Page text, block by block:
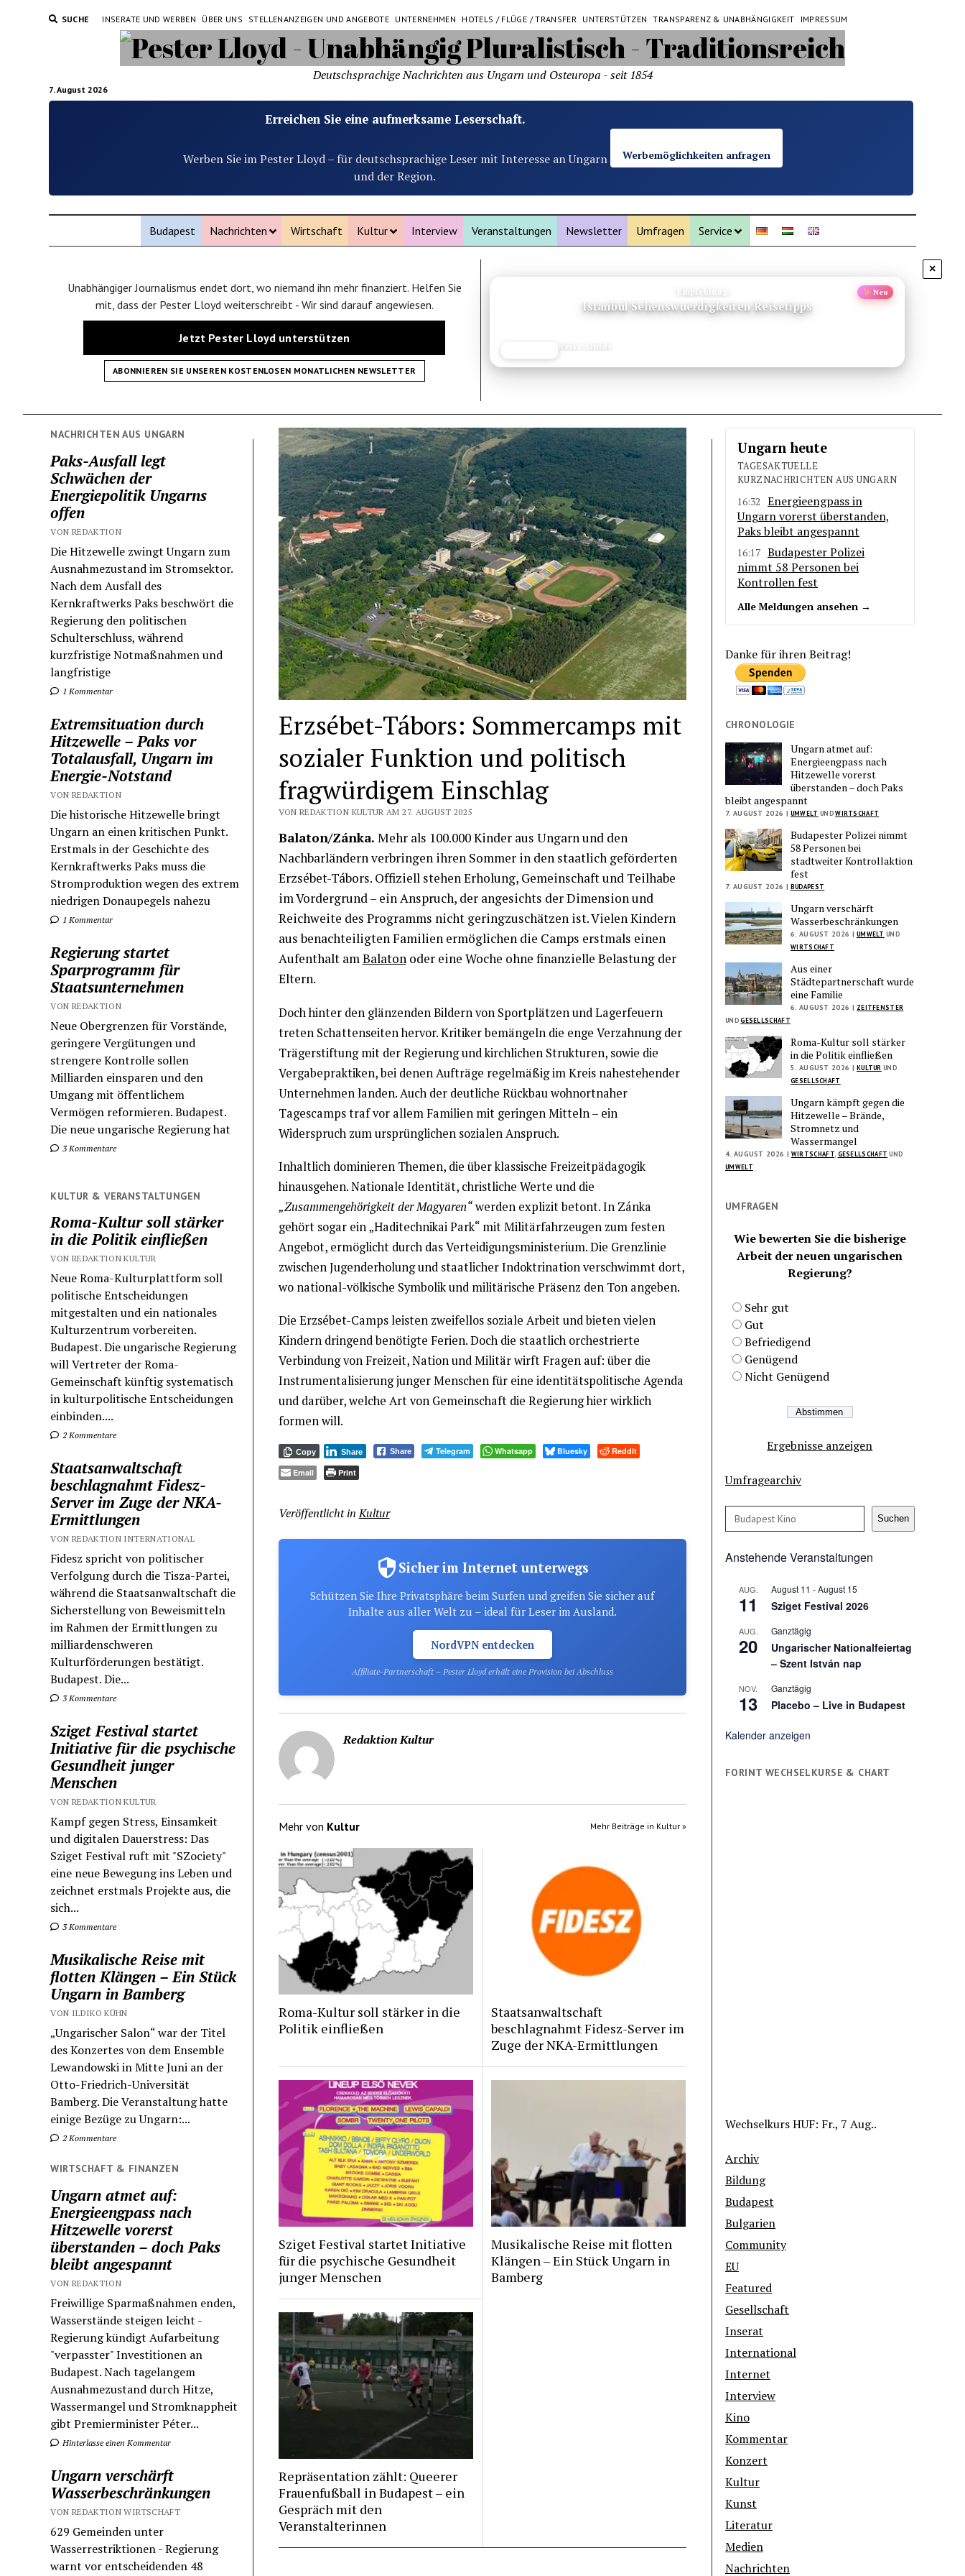
SUCHE INSERATE UND WERBEN ÜBER UNS STELLENANZEIGEN UND ANGEBOTE UNTERNEHMEN HOTELS / FLÜGE / TRANSFER UNTERSTÜTZEN TRANSPARENZ & UNABHÄNGIGKEIT IMPRESSUM
7. August 2026
Deutschsprachige Nachrichten aus Ungarn und Osteuropa - seit 1854
Erreichen Sie eine aufmerksame Leserschaft.
Werben Sie im Pester Lloyd – für deutschsprachige Leser mit Interesse an Ungarn
und der Region.
Werbemöglichkeiten anfragen
Budapest Nachrichten Wirtschaft Kultur Interview Veranstaltungen Newsletter Umfragen Service
×
Unabhängiger Journalismus endet dort, wo niemand ihn mehr finanziert. Helfen Sie
mit, dass der Pester Lloyd weiterschreibt - Wir sind darauf angewiesen.
Jetzt Pester Lloyd unterstützen
ABONNIEREN SIE UNSEREN KOSTENLOSEN MONATLICHEN NEWSLETTER
Neu
Sewansee Armenien Tipps
Reisetipp
NACHRICHTEN AUS UNGARN
Paks-Ausfall legt
Schwächen der
Energiepolitik Ungarns
offen
VON REDAKTION
Die Hitzewelle zwingt Ungarn zum
Ausnahmezustand im Stromsektor.
Nach dem Ausfall des
Kernkraftwerks Paks beschwört die
Regierung den politischen
Schulterschluss, während
kurzfristige Notmaßnahmen und
langfristige
1 Kommentar
Extremsituation durch
Hitzewelle – Paks vor
Totalausfall, Ungarn im
Energie-Notstand
VON REDAKTION
Die historische Hitzewelle bringt
Ungarn an einen kritischen Punkt.
Erstmals in der Geschichte des
Kernkraftwerks Paks muss die
Stromproduktion wegen des extrem
niedrigen Donaupegels nahezu
1 Kommentar
Regierung startet
Sparprogramm für
Staatsunternehmen
VON REDAKTION
Neue Obergrenzen für Vorstände,
geringere Vergütungen und
strengere Kontrolle sollen
Milliarden einsparen und den
Umgang mit öffentlichem
Vermögen reformieren. Budapest.
Die neue ungarische Regierung hat
3 Kommentare
KULTUR & VERANSTALTUNGEN
Roma-Kultur soll stärker
in die Politik einfließen
VON REDAKTION KULTUR
Neue Roma-Kulturplattform soll
politische Entscheidungen
mitgestalten und ein nationales
Kulturzentrum vorbereiten.
Budapest. Die ungarische Regierung
will Vertreter der Roma-
Gemeinschaft künftig systematisch
in kulturpolitische Entscheidungen
einbinden....
2 Kommentare
Staatsanwaltschaft
beschlagnahmt Fidesz-
Server im Zuge der NKA-
Ermittlungen
VON REDAKTION INTERNATIONAL
Fidesz spricht von politischer
Verfolgung durch die Tisza-Partei,
während die Staatsanwaltschaft die
Sicherstellung von Beweismitteln
im Rahmen der Ermittlungen zu
milliardenschweren
Kulturförderungen bestätigt.
Budapest. Die...
3 Kommentare
Sziget Festival startet
Initiative für die psychische
Gesundheit junger
Menschen
VON REDAKTION KULTUR
Kampf gegen Stress, Einsamkeit
und digitalen Dauerstress: Das
Sziget Festival ruft mit "SZociety"
eine neue Bewegung ins Leben und
zeichnet erstmals Projekte aus, die
sich...
3 Kommentare
Musikalische Reise mit
flotten Klängen – Ein Stück
Ungarn in Bamberg
VON ILDIKO KÜHN
„Ungarischer Salon“ war der Titel
des Konzertes von dem Ensemble
Lewandowski in Mitte Juni an der
Otto-Friedrich-Universität
Bamberg. Die Veranstaltung hatte
einige Bezüge zu Ungarn:...
2 Kommentare
WIRTSCHAFT & FINANZEN
Ungarn atmet auf:
Energieengpass nach
Hitzewelle vorerst
überstanden – doch Paks
bleibt angespannt
VON REDAKTION
Freiwillige Sparmaßnahmen enden,
Wasserstände steigen leicht -
Regierung kündigt Aufarbeitung
"verpasster" Investitionen an
Budapest. Nach tagelangem
Ausnahmezustand durch Hitze,
Wassermangel und Stromknappheit
gibt Premierminister Péter...
Hinterlasse einen Kommentar
Ungarn verschärft
Wasserbeschränkungen
VON REDAKTION WIRTSCHAFT
629 Gemeinden unter
Wasserrestriktionen - Regierung
warnt vor entscheidenden 48
Erzsébet-Tábors: Sommercamps mit
sozialer Funktion und politisch
fragwürdigem Einschlag
VON REDAKTION KULTUR AM 27. AUGUST 2025
Balaton/Zánka. Mehr als 100.000 Kinder aus Ungarn und den
Nachbarländern verbringen ihren Sommer in den staatlich geförderten
Erzsébet-Tábors. Offiziell stehen Erholung, Gemeinschaft und Teilhabe
im Vordergrund – ein Anspruch, der angesichts der Dimension und
Reichweite des Programms nicht geringzuschätzen ist. Vielen Kindern
aus benachteiligten Familien ermöglichen die Camps erstmals einen
Aufenthalt am Balaton oder eine Woche ohne finanzielle Belastung der
Eltern.
Doch hinter den glänzenden Bildern von Sportplätzen und Lagerfeuern
treten Schattenseiten hervor. Kritiker bemängeln die enge Verzahnung der
Trägerstiftung mit der Regierung und kirchlichen Strukturen, sowie die
Vergabepraktiken, bei denen Aufträge regelmäßig im Kreis nahestehender
Unternehmen landen. Auch der deutliche Rückbau wohnortnaher
Tagescamps traf vor allem Familien mit geringen Mitteln – ein
Widerspruch zum ursprünglichen sozialen Anspruch.
Inhaltlich dominieren Themen, die über klassische Freizeitpädagogik
hinausgehen. Nationale Identität, christliche Werte und die
„Zusammengehörigkeit der Magyaren“werden explizit betont. In Zánka
gehört sogar ein „Haditechnikai Park“ mit Militärfahrzeugen zum festen
Angebot, ermöglicht durch das Verteidigungsministerium. Die Grenzlinie
zwischen Jugenderholung und staatlicher Indoktrination verschwimmt dort,
wo national-völkische Symbolik und militärische Präsenz den Ton angeben.
Die Erzsébet-Camps leisten zweifellos soziale Arbeit und bieten vielen
Kindern dringend benötigte Ferien. Doch die staatlich orchestrierte
Verbindung von Freizeit, Nation und Militär wirft Fragen auf: über die
Instrumentalisierung junger Menschen für eine identitätspolitische Agenda
und darüber, welche Art von Gemeinschaft die Regierung hier wirklich
formen will.
Copy Share Telegram Whatsapp Bluesky
Share
Reddit
Email
Print
Veröffentlicht in Kultur
Sicher im Internet unterwegs
Schützen Sie Ihre Privatsphäre beim Surfen und greifen Sie sicher auf
Inhalte aus aller Welt zu – ideal für Leser im Ausland.
NordVPN entdecken
Affiliate-Partnerschaft – Pester Lloyd erhält eine Provision bei Abschluss
Redaktion Kultur
Mehr von Kultur Mehr Beiträge in Kultur »
Roma-Kultur soll stärker in die
Politik einfließen
Staatsanwaltschaft
beschlagnahmt Fidesz-Server im
Zuge der NKA-Ermittlungen
Sziget Festival startet Initiative
für die psychische Gesundheit
junger Menschen
Musikalische Reise mit flotten
Klängen – Ein Stück Ungarn in
Bamberg
Repräsentation zählt: Queerer
Frauenfußball in Budapest – ein
Gespräch mit den
Veranstalterinnen
Ungarn heute
TAGESAKTUELLE
KURZNACHRICHTEN AUS UNGARN
16:32
Energieengpass in
Ungarn vorerst überstanden,
Paks bleibt angespannt
16:17 Budapester Polizei
nimmt 58 Personen bei
Kontrollen fest
Alle Meldungen ansehen →
Danke für ihren Beitrag!
CHRONOLOGIE
Ungarn atmet auf:
Energieengpass nach
Hitzewelle vorerst
überstanden – doch Paks
bleibt angespannt
7. AUGUST 2026 | UMWELT UNDWIRTSCHAFT
Budapester Polizei nimmt
58 Personen bei
stadtweiter Kontrollaktion
fest
7. AUGUST 2026 | BUDAPEST
Ungarn verschärft
Wasserbeschränkungen
6. AUGUST 2026 | UMWELT UND
WIRTSCHAFT
Aus einer
Städtepartnerschaft wurde
eine Familie
6. AUGUST 2026 | ZEITFENSTER
UNDGESELLSCHAFT
Roma-Kultur soll stärker
in die Politik einfließen
5. AUGUST 2026 | KULTUR UND
GESELLSCHAFT
Ungarn kämpft gegen die
Hitzewelle – Brände,
Stromnetz und
Wassermangel
4. AUGUST 2026 | WIRTSCHAFT, GESELLSCHAFT UND
UMWELT
UMFRAGEN
Wie bewerten Sie die bisherige
Arbeit der neuen ungarischen
Regierung?
Sehr gut
Gut
Befriedigend
Genügend
Nicht Genügend
Ergebnisse anzeigen
Umfragearchiv
Suchen Suchen
Anstehende Veranstaltungen
AUG.
11
August 11 -August 15
Sziget Festival 2026
AUG.
20
Ganztägig
Ungarischer Nationalfeiertag
– Szent István nap
NOV.
13
Ganztägig
Placebo – Live in Budapest
Kalender anzeigen
FORINT WECHSELKURSE & CHART
WechselkursHUF: Fr., 7 Aug..
Archiv
Bildung
Budapest
Bulgarien
Community
EU
Featured
Gesellschaft
Inserat
International
Internet
Interview
Kino
Kommentar
Konzert
Kultur
Kunst
Literatur
Medien
Nachrichten